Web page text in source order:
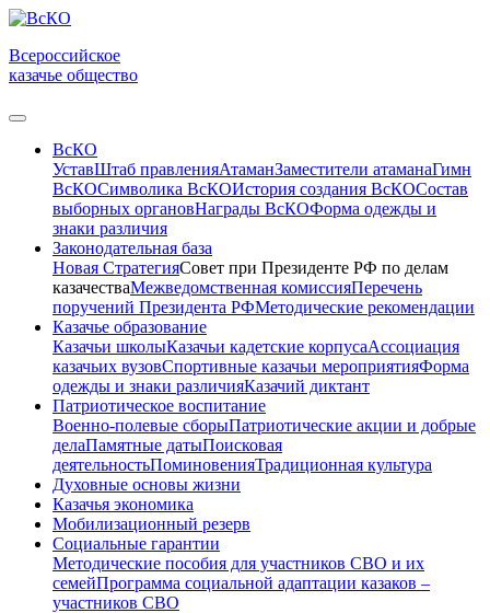
Всероссийское
казачье общество
ВсКО
УставШтаб правленияАтаманЗаместители атаманаГимн
ВсКОСимволика ВсКОИстория создания ВсКОСостав
выборных органовНаграды ВсКОФорма одежды и
знаки различия
Законодательная база
Новая СтратегияСовет при Президенте РФ по делам
казачестваМежведомственная комиссияПеречень
поручений Президента РФМетодические рекомендации
Казачье образование
Казачьи школыКазачьи кадетские корпусаАссоциация
казачьих вузовСпортивные казачьи мероприятияФорма
одежды и знаки различияКазачий диктант
Патриотическое воспитание
Военно-полевые сборыПатриотические акции и добрые
делаПамятные датыПоисковая
деятельностьПоминовенияТрадиционная культура
Духовные основы жизни
Казачья экономика
Мобилизационный резерв
Социальные гарантии
Методические пособия для участников СВО и их
семейПрограмма социальной адаптации казаков –
участников СВО